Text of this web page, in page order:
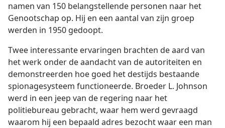
namen van 150 belangstellende personen naar het
Genootschap op. Hij en een aantal van zijn groep
werden in 1950 gedoopt.
Twee interessante ervaringen brachten de aard van
het werk onder de aandacht van de autoriteiten en
demonstreerden hoe goed het destijds bestaande
spionagesysteem functioneerde. Broeder L. Johnson
werd in een jeep van de regering naar het
politiebureau gebracht, waar hem werd gevraagd
waarom hij een bepaald adres bezocht waar een man